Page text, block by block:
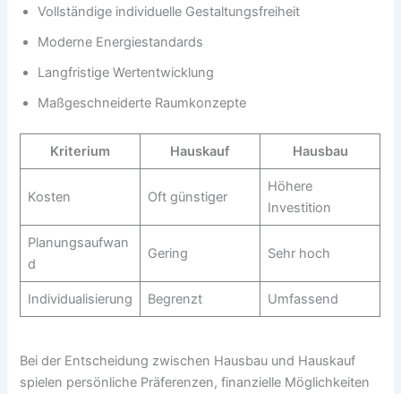
Vollständige individuelle Gestaltungsfreiheit
Moderne Energiestandards
Langfristige Wertentwicklung
Maßgeschneiderte Raumkonzepte
Kriterium Hauskauf Hausbau
Kosten Oft günstiger
Höhere
Investition
Planungsaufwan
d
Gering Sehr hoch
Individualisierung Begrenzt Umfassend
Bei der Entscheidung zwischen Hausbau und Hauskauf
spielen persönliche Präferenzen, finanzielle Möglichkeiten